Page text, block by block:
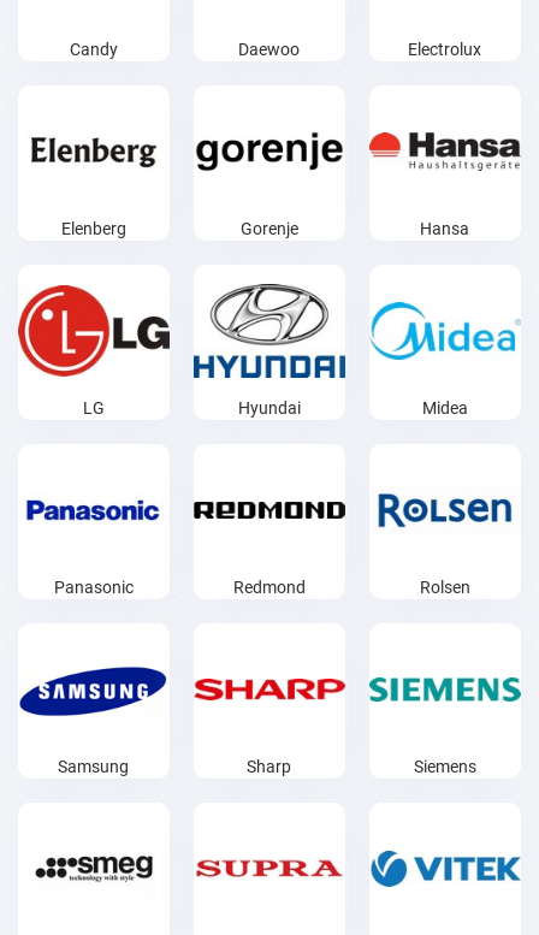
Candy Daewoo Electrolux
Elenberg Gorenje Hansa
LG Hyundai Midea
Panasonic Redmond Rolsen
Samsung Sharp Siemens